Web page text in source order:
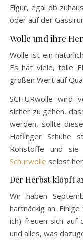
Figur, egal ob
oder auf der
Wolle und ihre
Wolle ist ein
Es hat viele, tolle
großen Wert auf
SCHURwolle wird
sicher zu gehen,
werden, sollte
Haflinger Schuhe
Rohstoffe und
Schurwolle selbst
Der Herbst klopft
Wir haben
hartnäckig an.
ich) freuen sich auf
und alles, was